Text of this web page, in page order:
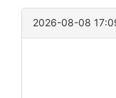
2026-08-08